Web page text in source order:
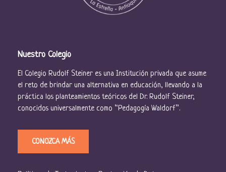
Nuestro Colegio
El Colegio Rudolf Steiner es una Institución privada que asume
el reto de brindar una alternativa en educación, llevando a la
práctica los planteamientos teóricos del Dr. Rudolf Steiner,
conocidos universalmente como “Pedagogía Waldorf”.
CONOZCA MÁS